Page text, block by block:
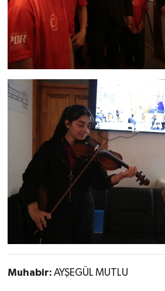
Muhabir: AYŞEGÜL MUTLU